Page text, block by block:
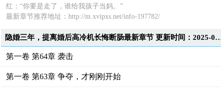
红：“你要是走了，谁给我孩子当妈。”
最新章节推荐地址：http://m.xvipxs.net/info-197782/
隐婚三年，提离婚后高冷机长悔断肠最新章节 更新时间：
第一卷 第64章 袭击
第一卷 第63章 争夺，才刚刚开始